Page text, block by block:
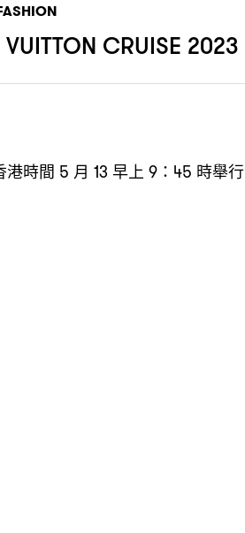
VUITTON CRUISE 2023
港時間 5 月 13 早上 9：45 時舉行